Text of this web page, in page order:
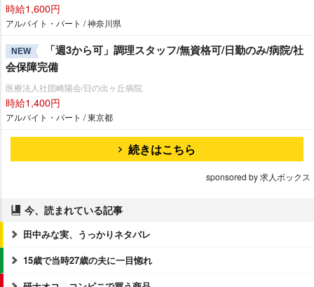
時給1,600円
アルバイト・パート / 神奈川県
NEW
「週3から可」調理スタッフ/無資格可/日勤のみ/病院/社
会保障完備
医療法人社団崎陽会/日の出ヶ丘病院
時給1,400円
アルバイト・パート / 東京都
続きはこちら
sponsored by 求人ボックス
今、読まれている記事
田中みな実、うっかりネタバレ
15歳で当時27歳の夫に一目惚れ